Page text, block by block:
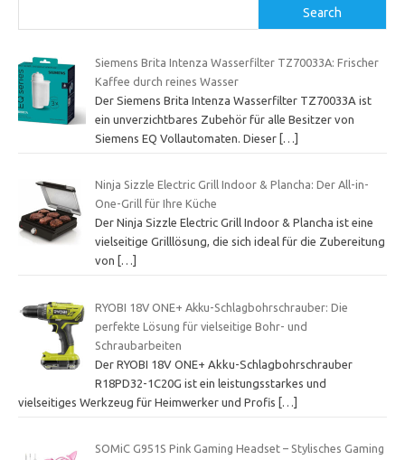
Search
Siemens Brita Intenza Wasserfilter TZ70033A: Frischer
Kaffee durch reines Wasser
Der Siemens Brita Intenza Wasserfilter TZ70033A ist
ein unverzichtbares Zubehör für alle Besitzer von
Siemens EQ Vollautomaten. Dieser […]
Ninja Sizzle Electric Grill Indoor & Plancha: Der All-in-
One-Grill für Ihre Küche
Der Ninja Sizzle Electric Grill Indoor & Plancha ist eine
vielseitige Grilllösung, die sich ideal für die Zubereitung
von
[…]
RYOBI 18V ONE+ Akku-Schlagbohrschrauber: Die
perfekte Lösung für vielseitige Bohr- und
Schraubarbeiten
Der RYOBI 18V ONE+ Akku-Schlagbohrschrauber
R18PD32-1C20G ist ein leistungsstarkes und
vielseitiges Werkzeug für Heimwerker und Profis
[…]
SOMiC G951S Pink Gaming Headset – Stylisches Gaming